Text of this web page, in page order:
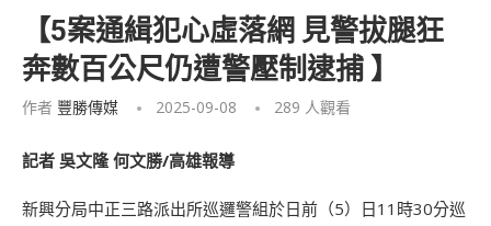
【5案通緝犯心虛落網 見警拔腿狂
奔數百公尺仍遭警壓制逮捕 】
作者 豐勝傳媒 2025-09-08 289 人觀看
記者 吳文隆 何文勝/高雄報導
新興分局中正三路派出所巡邏警組於日前（5）日11時30分巡